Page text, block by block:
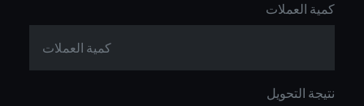
كمية العملات
نتيجة التحويل